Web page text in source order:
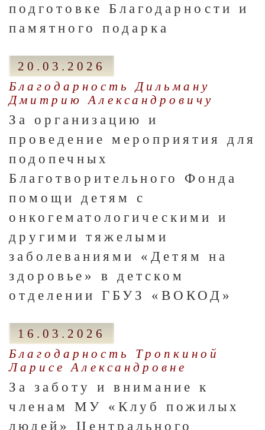
подготовке Благодарности и
памятного подарка
20.03.2026
Благодарность Дильману
Дмитрию Александровичу
За организацию и
проведение мероприятия для
подопечных
Благотворительного Фонда
помощи детям с
онкогематологическими и
другими тяжелыми
заболеваниями «Детям на
здоровье» в детском
отделении ГБУЗ «ВОКОД»
16.03.2026
Благодарность Тропкиной
Ларисе Александровне
За заботу и внимание к
членам МУ «Клуб пожилых
людей» Центрального